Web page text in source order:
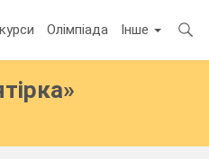
Олімпіада Інше